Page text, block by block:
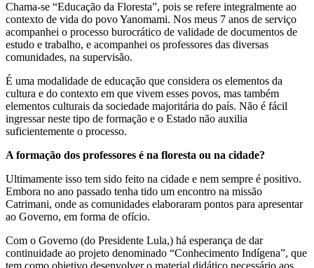
Chama-se “Educação da Floresta”, pois se refere integralmente ao
contexto de vida do povo Yanomami. Nos meus 7 anos de serviço
acompanhei o processo burocrático de validade de documentos de
estudo e trabalho, e acompanhei os professores das diversas
comunidades, na supervisão.
É uma modalidade de educação que considera os elementos da
cultura e do contexto em que vivem esses povos, mas também
elementos culturais da sociedade majoritária do país. Não é fácil
ingressar neste tipo de formação e o Estado não auxilia
suficientemente o processo.
A formação dos professores é na floresta ou na cidade?
Ultimamente isso tem sido feito na cidade e nem sempre é positivo.
Embora no ano passado tenha tido um encontro na missão
Catrimani, onde as comunidades elaboraram pontos para apresentar
ao Governo, em forma de ofício.
Com o Governo (do Presidente Lula,) há esperança de dar
continuidade ao projeto denominado “Conhecimento Indígena”, que